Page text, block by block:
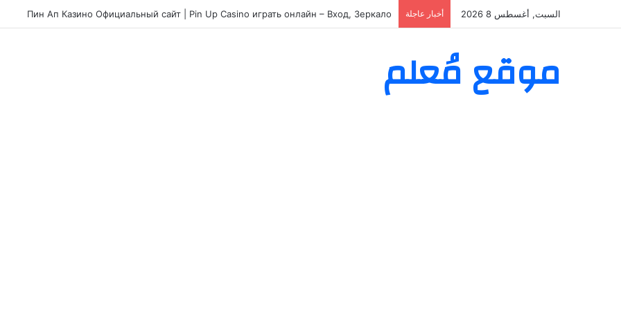
السبت, أغسطس 8 2026 أخبار عاجلة Pin Up Casino – Azərbaycanda Onlayn Kazino – Giriş və Qeydiyyat
موقع مُعلم